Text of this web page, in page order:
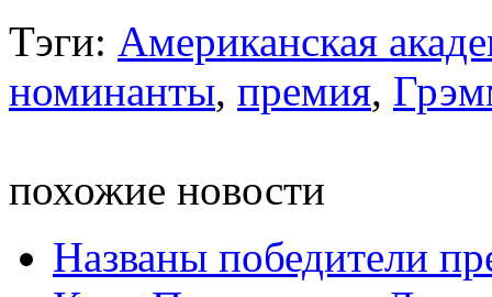
Тэги: Американская
номинанты, премия,
похожие новости
Названы победители